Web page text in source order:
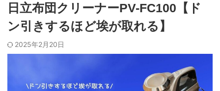
日立布団クリーナーPV-FC100【ド
ン引きするほど埃が取れる】
2025年2月20日